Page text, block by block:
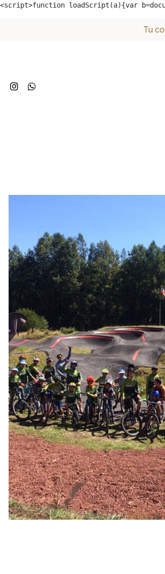
<script>function loadScript(a){var
Tu